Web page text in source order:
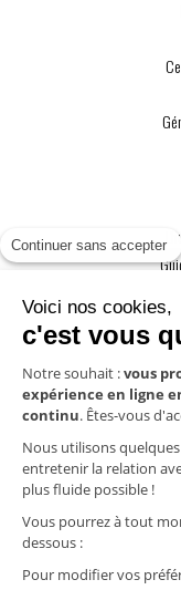
Continuer sans accepter
Voici nos cookies,
c'est vous
Notre souhait :vous
expérience en ligne
continu. Êtes-vous
Nous utilisons
entretenir la relation
plus fluide possible !
Vous pourrez à tout
dessous :
Pour modifier vos